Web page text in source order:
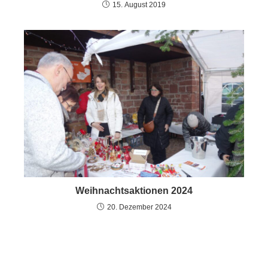
15. August 2019
Weihnachtsaktionen 2024
20. Dezember 2024